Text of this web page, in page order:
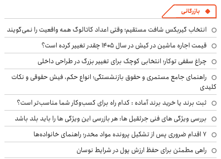
بازرگانی
انتخاب گیربکس شافت مستقیم؛ وقتی اعداد کاتالوگ همه واقعیت را نمی‌گویند
قیمت اجاره ماشین در کیش در سال ۱۴۰۵ چقدر تغییر کرده است؟
چراغ سقفی توکار؛ انتخابی کوچک برای تغییر بزرگ در طراحی داخلی
راهنمای جامع مستمری و حقوق بازنشستگی؛ انواع حکم، فیش حقوقی و نکات
کلیدی
ثبت برند یا خرید برند آماده : کدام راه برای کسب‌وکار شما مناسب‌تر است؟
بررسی ویژگی های فنی جرثقیل ها: هر بازرسی این ویژگی ها را باید بلد باشد
۷ اقدام ضروری پس از تشکیل پرونده مواد مخدر؛ راهنمای خانواده‌ها
راهی مطمئن برای حفظ ارزش پول در شرایط نوسان